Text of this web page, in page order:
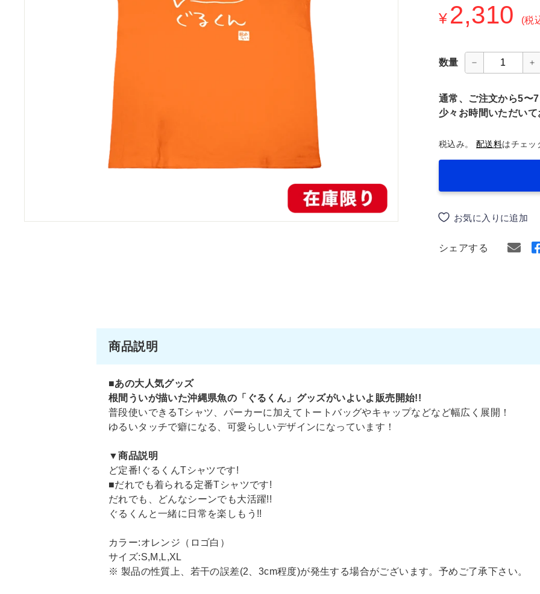
常
¥ 2,310 (税
数量
通常、ご注文から5〜
少々お時間いただい
税込み。 配送料はチェッ
お気に入りに追加
シェアする
商品説明
■あの大人気グッズ
根間ういが描いた沖縄県魚の「ぐるくん」グッズがいよいよ販売開始!!
普段使いできるTシャツ、パーカーに加えてトートバッグやキャップなどなど幅広く展開！
ゆるいタッチで癖になる、可愛らしいデザインになっています！
▼商品説明
ど定番!ぐるくんTシャツです!
■だれでも着られる定番Tシャツです!
だれでも、どんなシーンでも大活躍!!
ぐるくんと一緒に日常を楽しもう!!
カラー:オレンジ（ロゴ白）
サイズ:S,M,L,XL
※ 製品の性質上、若干の誤差(2、3cm程度)が発生する場合がございます。予めご了承下さい。